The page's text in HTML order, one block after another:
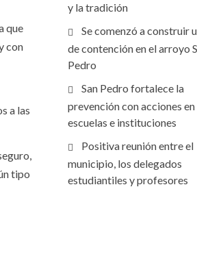
que
con
a las
tipo
y la tradición
Se comenzó a construir
de contención en el arroyo
Pedro
San Pedro fortalece la
prevención con acciones
escuelas e instituciones
Positiva reunión entre el
municipio, los delegados
estudiantiles y profesores